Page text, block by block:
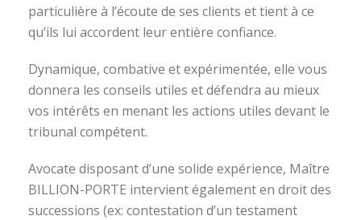
particulière à l’écoute de ses clients et tient à ce
qu’ils lui accordent leur entière confiance.
Dynamique, combative et expérimentée, elle vous
donnera les conseils utiles et défendra au mieux
vos intérêts en menant les actions utiles devant le
tribunal compétent.
Avocate disposant d’une solide expérience, Maître
BILLION-PORTE intervient également en droit des
successions (ex: contestation d’un testament